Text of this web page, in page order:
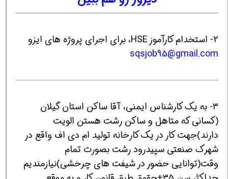
2- استخدام کارآموز HSE، برای اجرای پروژه های ایزو
sqsjob95@gmail.com
3- به یک کارشناس ایمنی، آقا ساکن استان گیلان
(کسانی که متاهل و ساکن رشت هستن الویت
دارند)جهت کار در یک کارخانه تولید ام دی اف واقع در
شهرک صنعتی سپیدرود رشت بصورت تمام
وقت(توانایی حضور در شیفت های چرخشی)نیازمندیم